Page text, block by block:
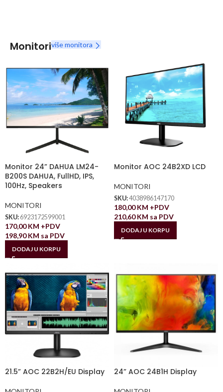
Monitoriviše monitora
Monitor 24” DAHUA LM24-
B200S DAHUA, FullHD, IPS,
100Hz, Speakers
MONITORI
SKU: 6923172599001
170,00KM +PDV
198,90KM sa PDV
DODAJ U KORPU
Monitor AOC 24B2XD LCD
MONITORI
SKU:4038986147170
180,00KM +PDV
210,60KM sa PDV
DODAJ U KORPU
21.5” AOC 22B2H/EU Display 24” AOC 24B1H Display